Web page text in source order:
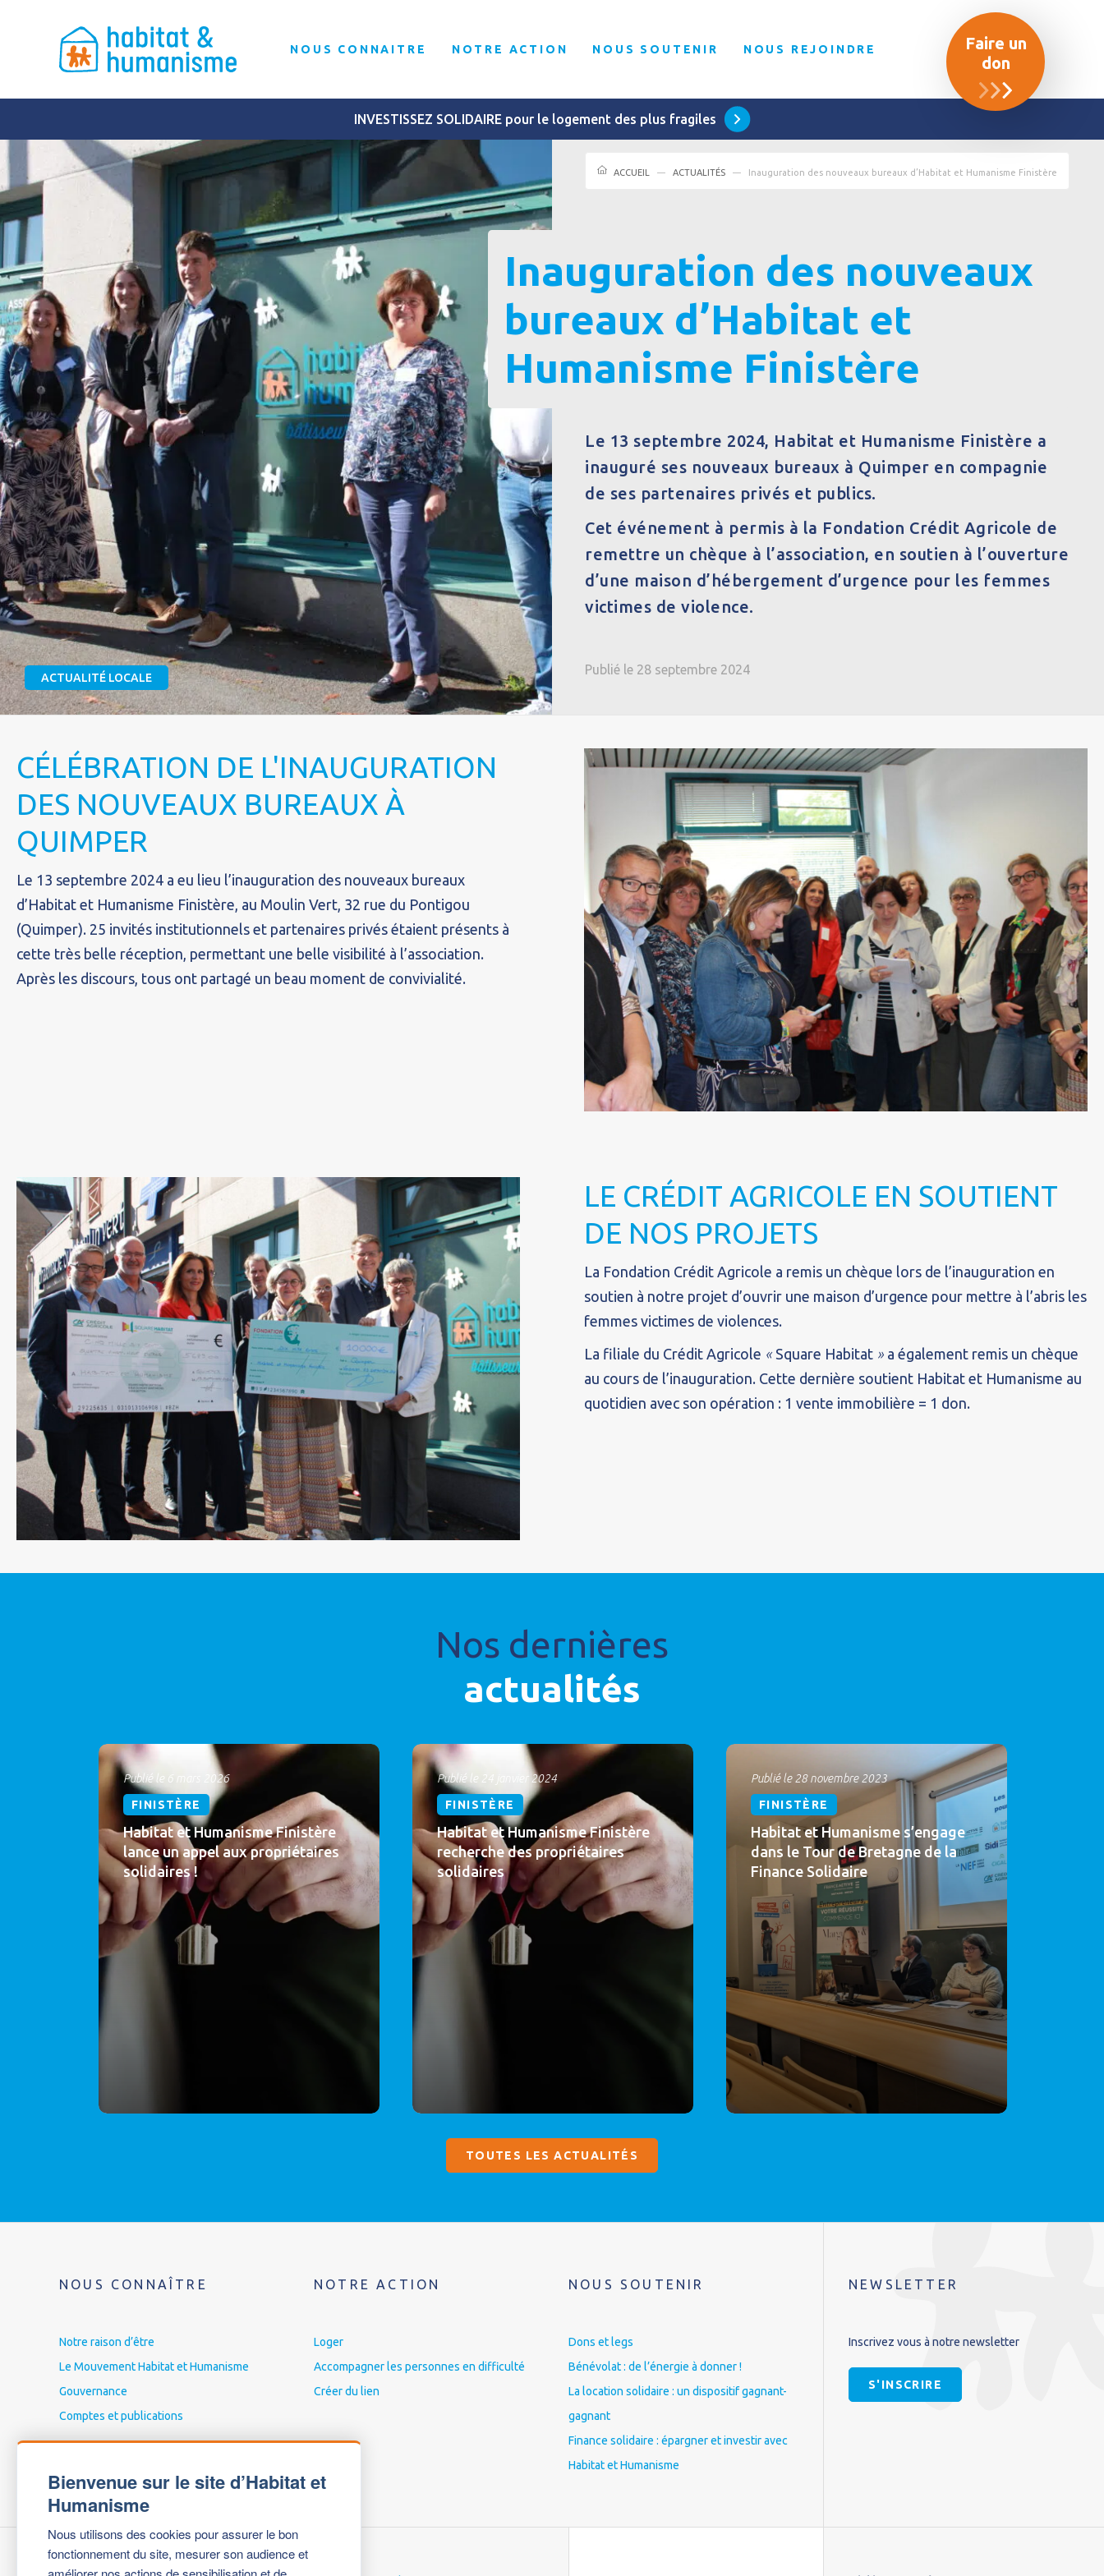
Bienvenue sur le site d’Habitat et
Humanisme
Nous utilisons des cookies pour assurer le bon
fonctionnement du site, mesurer son audience et
NOUS CONNAITRE NOTRE ACTION NOUS SOUTENIR NOUS REJOINDRE
Faire un
don
INVESTISSEZ SOLIDAIRE pour le logement des plus fragiles
ACTUALITÉ LOCALE
ACCUEIL ACTUALITÉS Inauguration des nouveaux bureaux d’Habitat et Humanisme Finistère
Inauguration des nouveaux
bureaux d’Habitat et
Humanisme Finistère
Le 13 septembre 2024, Habitat et Humanisme Finistère a
inauguré ses nouveaux bureaux à Quimper en compagnie
de ses partenaires privés et publics.
Cet événement à permis à la Fondation Crédit Agricole de
remettre un chèque à l’association, en soutien à l’ouverture
d’une maison d’hébergement d’urgence pour les femmes
victimes de violence.
Publié le 28 septembre 2024
CÉLÉBRATION DE L'INAUGURATION
DES NOUVEAUX BUREAUX À
QUIMPER
Le 13 septembre 2024 a eu lieu l’inauguration des nouveaux bureaux
d’Habitat et Humanisme Finistère, au Moulin Vert, 32 rue du Pontigou
(Quimper). 25 invités institutionnels et partenaires privés étaient présents à
cette très belle réception, permettant une belle visibilité à l’association.
Après les discours, tous ont partagé un beau moment de convivialité.
LE CRÉDIT AGRICOLE EN SOUTIENT
DE NOS PROJETS
La Fondation Crédit Agricole a remis un chèque lors de l’inauguration en
soutien à notre projet d’ouvrir une maison d’urgence pour mettre à l’abris les
femmes victimes de violences.
La filiale du Crédit Agricole « Square Habitat » a également remis un chèque
au cours de l’inauguration. Cette dernière soutient Habitat et Humanisme au
quotidien avec son opération : 1 vente immobilière = 1 don.
Nos dernières
actualités
Publié le 6 mars 2026
FINISTÈRE
Habitat et Humanisme Finistère
lance un appel aux propriétaires
solidaires !
Publié le 24 janvier 2024
FINISTÈRE
Habitat et Humanisme Finistère
recherche des propriétaires
solidaires
Publié le 28 novembre 2023
FINISTÈRE
Habitat et Humanisme s’engage
dans le Tour de Bretagne de la
Finance Solidaire
TOUTES LES ACTUALITÉS
NOUS CONNAÎTRE
Notre raison d’être
Le Mouvement Habitat et Humanisme
Gouvernance
Comptes et publications
NOTRE ACTION
Loger
Accompagner les personnes en difficulté
Créer du lien
NOUS SOUTENIR
Dons et legs
Bénévolat : de l’énergie à donner !
La location solidaire : un dispositif gagnant-
gagnant
Finance solidaire : épargner et investir avec
Habitat et Humanisme
NEWSLETTER
Inscrivez vous à notre newsletter
S'INSCRIRE